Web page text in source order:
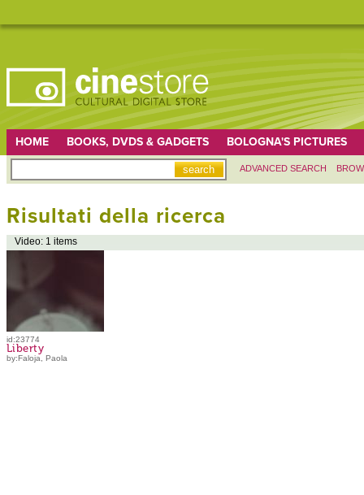
HOME BOOKS, DVDS & GADGETS BOLOGNA'S PICTURES
ADVANCED SEARCH
Risultati della ricerca
Video: 1 items
id:23774
Liberty
by:Faloja, Paola